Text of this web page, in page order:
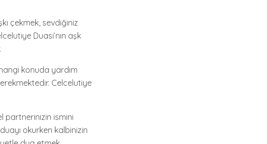
çekmek, sevdiğiniz
Duası’nın aşk
konuda yardım
Celcelutiye
partnerinizin ismini
okurken kalbinizin